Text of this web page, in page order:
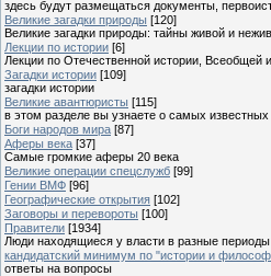
здесь будут размещаться документы,
Великие загадки природы [120]
Великие загадки природы: тайны живой и
Лекции по истории [6]
Лекции по Отечественной истории, Всеобщей
Загадки истории [109]
загадки истории
Великие авантюристы [115]
в этом разделе вы узнаете о самых известных
Боги народов мира [87]
Аферы века [37]
Самые громкие аферы 20 века
Великие операции спецслужб [99]
Гении ВМФ [96]
Географические открытия [102]
Заговоры и перевороты [100]
Правители [1934]
Люди находящиеся у власти в разные периоды
кандидатский минимум по "истории и
ответы на вопросы